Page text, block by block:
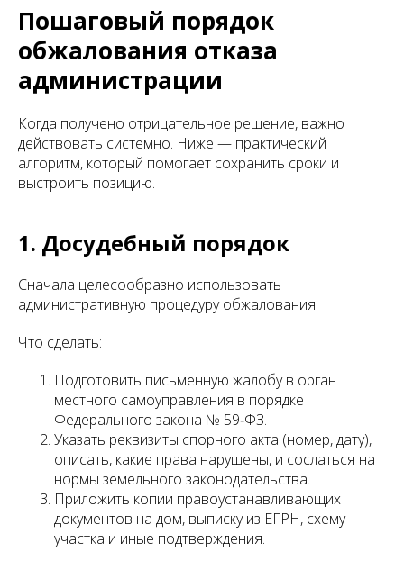
Пошаговый порядок
обжалования отказа
администрации
Когда получено отрицательное решение, важно
действовать системно. Ниже — практический
алгоритм, который помогает сохранить сроки и
выстроить позицию.
1. Досудебный порядок
Сначала целесообразно использовать
административную процедуру обжалования.
Что сделать:
Подготовить письменную жалобу в орган
местного самоуправления в порядке
Федерального закона № 59‑ФЗ.
Указать реквизиты спорного акта (номер, дату),
описать, какие права нарушены, и сослаться на
нормы земельного законодательства.
Приложить копии правоустанавливающих
документов на дом, выписку из ЕГРН, схему
участка и иные подтверждения.